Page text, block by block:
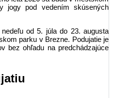
jogy pod vedením skúsených
od 5. júla do 23. augusta
parku v Brezne. Podujatie je
bez ohľadu na predchádzajúce